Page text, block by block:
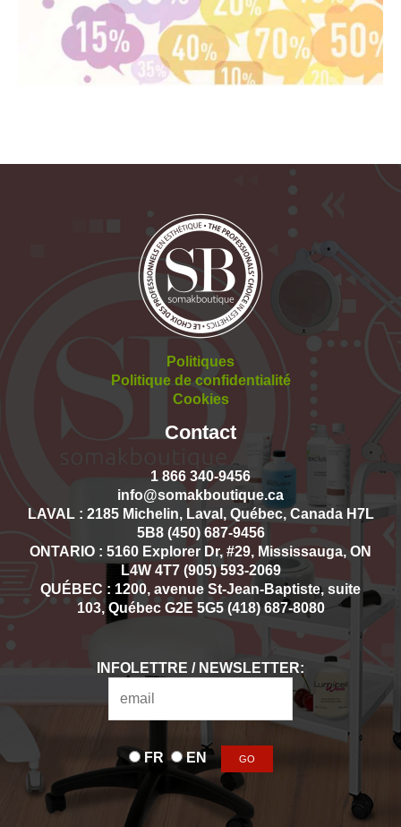
Politiques
Politique de confidentialité
Cookies
Contact
1 866 340-9456
info@somakboutique.ca
LAVAL : 2185 Michelin, Laval, Québec, Canada H7L
5B8 (450) 687-9456
ONTARIO : 5160 Explorer Dr, #29, Mississauga, ON
L4W 4T7 (905) 593-2069
QUÉBEC : 1200, avenue St-Jean-Baptiste, suite
103, Québec G2E 5G5 (418) 687-8080
INFOLETTRE / NEWSLETTER:
FR EN